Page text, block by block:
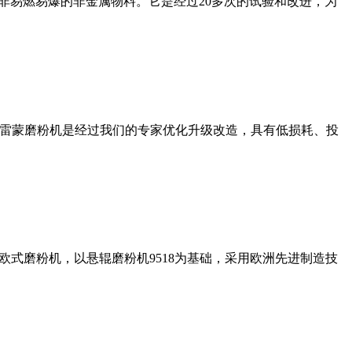
蒙磨粉机是经过我们的专家优化升级改造，具有低损耗、投
磨粉机，以悬辊磨粉机9518为基础，采用欧洲先进制造技